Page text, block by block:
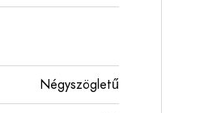
Négyszögletű